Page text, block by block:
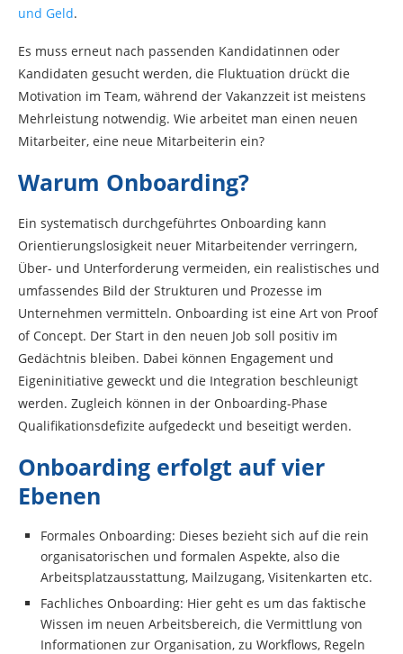
und Geld.
Es muss erneut nach passenden Kandidatinnen oder
Kandidaten gesucht werden, die Fluktuation drückt die
Motivation im Team, während der Vakanzzeit ist meistens
Mehrleistung notwendig. Wie arbeitet man einen neuen
Mitarbeiter, eine neue Mitarbeiterin ein?
Warum Onboarding?
Ein systematisch durchgeführtes Onboarding kann
Orientierungslosigkeit neuer Mitarbeitender verringern,
Über- und Unterforderung vermeiden, ein realistisches und
umfassendes Bild der Strukturen und Prozesse im
Unternehmen vermitteln. Onboarding ist eine Art von Proof
of Concept. Der Start in den neuen Job soll positiv im
Gedächtnis bleiben. Dabei können Engagement und
Eigeninitiative geweckt und die Integration beschleunigt
werden. Zugleich können in der Onboarding-Phase
Qualifikationsdefizite aufgedeckt und beseitigt werden.
Onboarding erfolgt auf vier
Ebenen
Formales Onboarding: Dieses bezieht sich auf die rein
organisatorischen und formalen Aspekte, also die
Arbeitsplatzausstattung, Mailzugang, Visitenkarten etc.
Fachliches Onboarding: Hier geht es um das faktische
Wissen im neuen Arbeitsbereich, die Vermittlung von
Informationen zur Organisation, zu Workflows, Regeln